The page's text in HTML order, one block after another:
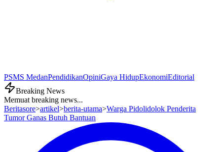
PSMS MedanPendidikanOpiniGaya HidupEkonomiEditorial
Breaking News
Memuat breaking news...
Beritasore>artikel>berita-utama>Warga Pidolidolok Penderita
Tumor Ganas Butuh Bantuan